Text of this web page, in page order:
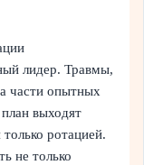
лидер. Травмы,
части опытных
выходят
ротацией.
не только